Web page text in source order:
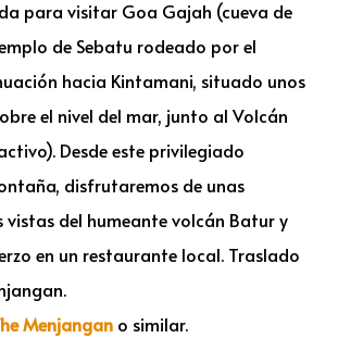
para visitar Goa Gajah (cueva de
de Sebatu rodeado por el
hacia Kintamani, situado unos
el nivel del mar, junto al Volcán
Desde este privilegiado
disfrutaremos de unas
vistas del humeante volcán Batur y
en un restaurante local. Traslado
Menjangan o similar.